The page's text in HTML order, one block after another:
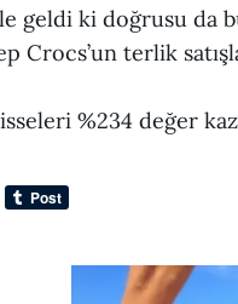
geldi ki doğrusu da
terlik
%234 değer